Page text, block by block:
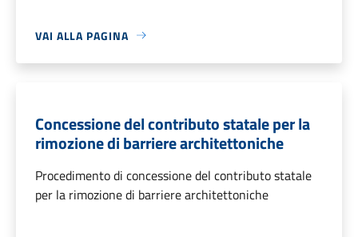
VAI ALLA PAGINA
Concessione del contributo statale per la
rimozione di barriere architettoniche
Procedimento di concessione del contributo statale
per la rimozione di barriere architettoniche